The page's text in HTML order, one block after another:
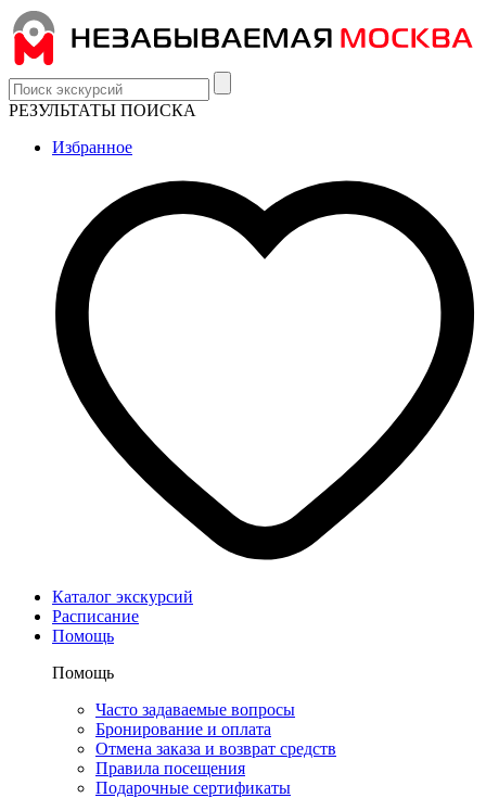
РЕЗУЛЬТАТЫ ПОИСКА
Избранное
Каталог экскурсий
Расписание
Помощь
Помощь
Часто задаваемые вопросы
Бронирование и оплата
Отмена заказа и возврат средств
Правила посещения
Подарочные сертификаты